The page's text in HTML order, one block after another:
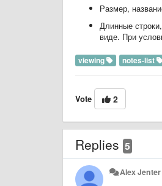
Размер,
Длинные
виде. При
viewing notes-list
Vote 2
Replies 5
Alex Jenter